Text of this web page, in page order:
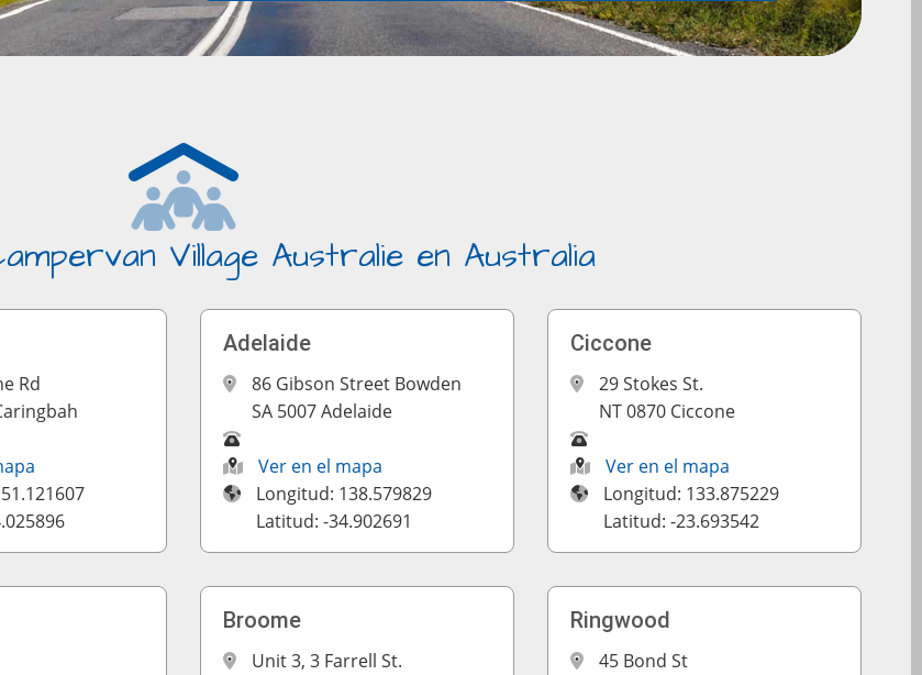
Village Australie en Australia
Rd
Adelaide
86 Gibson Street Bowden
SA 5007 Adelaide
Ver en el mapa
Longitud: 138.579829
Latitud: -34.902691
Ciccone
29 Stokes St.
NT 0870 Ciccone
Ver en el mapa
Longitud: 133.875229
Latitud: -23.693542
Broome
Unit 3, 3 Farrell St.
Ringwood
45 Bond St